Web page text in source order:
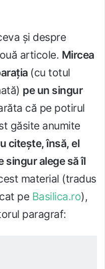
şi despre
articole. Mircea
(cu totul
pe un singur
că pe potirul
găsite anumite
citeşte, însă, el
singur alege să îl
material (tradus
pe Basilica.ro),
paragraf: